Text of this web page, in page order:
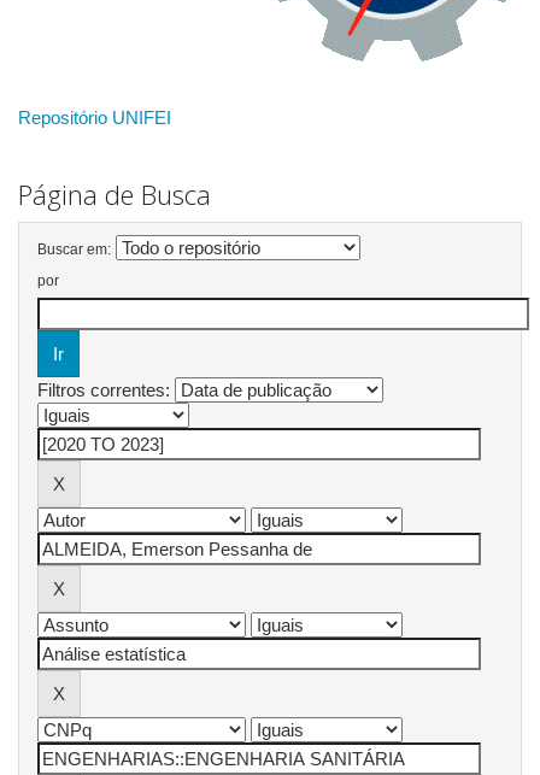
Repositório UNIFEI
Página de Busca
Buscar em:
por
Filtros correntes: